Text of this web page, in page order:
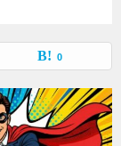
0